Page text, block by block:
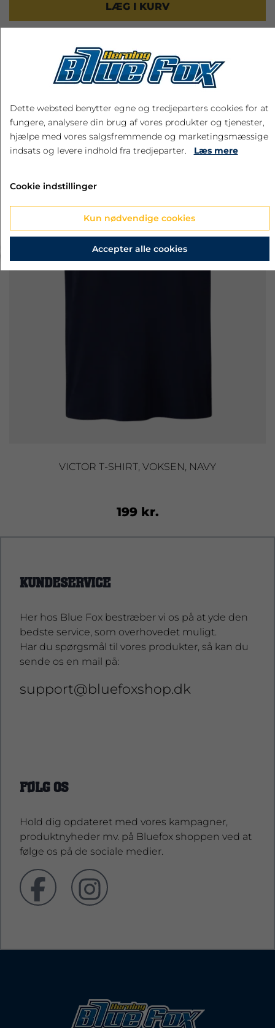
LÆG I KURV
VICTOR T-SHIRT, VOKSEN, NAVY
199 kr.
KUNDESERVICE
Her hos Blue Fox bestræber vi os på at yde den
bedste service, som overhovedet muligt.
Har du spørgsmål til vores produkter, så kan du
sende os en mail på:
support@bluefoxshop.dk
FØLG OS
Hold dig opdateret med vores kampagner,
produktnyheder mv. på Bluefox shoppen ved at
følge os på de sociale medier.
Dette websted benytter egne og tredjeparters cookies for at
fungere, analysere din brug af vores produkter og tjenester,
hjælpe med vores salgsfremmende og marketingsmæssige
indsats og levere indhold fra tredjeparter.
Læs mere
Cookie indstillinger
Kun nødvendige cookies
Accepter alle cookies